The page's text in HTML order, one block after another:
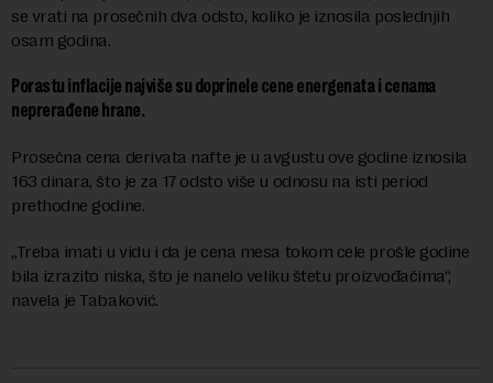
se vrati na prosečnih dva odsto, koliko je iznosila poslednjih
osam godina.
Porastu inflacije najviše su doprinele cene energenata i cenama
neprerađene hrane.
Prosečna cena derivata nafte je u avgustu ove godine iznosila
163 dinara, što je za 17 odsto više u odnosu na isti period
prethodne godine.
„Treba imati u vidu i da je cena mesa tokom cele prošle godine
bila izrazito niska, što je nanelo veliku štetu proizvođačima“,
navela je Tabaković.